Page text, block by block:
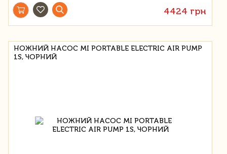
4424 грн
НОЖНИЙ НАСОС MI PORTABLE ELECTRIC AIR PUMP
1S, ЧОРНИЙ